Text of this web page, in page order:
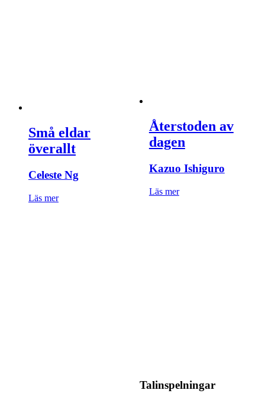
Små eldar
överallt
Celeste Ng
Läs mer
Återstoden av
dagen
Kazuo Ishiguro
Läs mer
Talinspelningar